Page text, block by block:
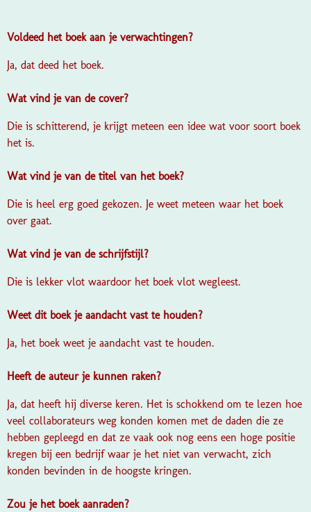
Voldeed het boek aan je verwachtingen?
Ja, dat deed het boek.
Wat vind je van de cover?
Die is schitterend, je krijgt meteen een idee wat voor soort boek
het is.
Wat vind je van de titel van het boek?
Die is heel erg goed gekozen. Je weet meteen waar het boek
over gaat.
Wat vind je van de schrijfstijl?
Die is lekker vlot waardoor het boek vlot wegleest.
Weet dit boek je aandacht vast te houden?
Ja, het boek weet je aandacht vast te houden.
Heeft de auteur je kunnen raken?
Ja, dat heeft hij diverse keren. Het is schokkend om te lezen hoe
veel collaborateurs weg konden komen met de daden die ze
hebben gepleegd en dat ze vaak ook nog eens een hoge positie
kregen bij een bedrijf waar je het niet van verwacht, zich
konden bevinden in de hoogste kringen.
Zou je het boek aanraden?